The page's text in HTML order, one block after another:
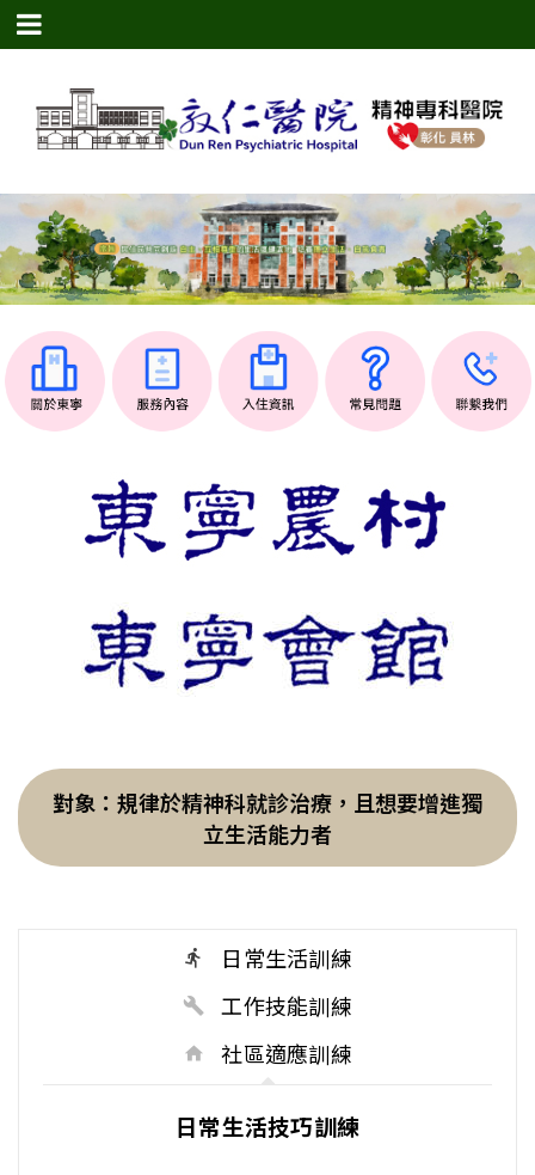
對象：規律於精神科就診治療，且想要增進獨
立生活能力者
日常生活訓練
工作技能訓練
社區適應訓練
日常生活技巧訓練